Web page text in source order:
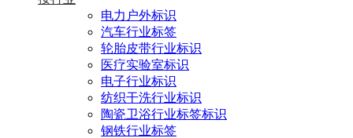
电力户外标识
汽车行业标签
轮胎皮带行业标识
医疗实验室标识
电子行业标识
纺织干洗行业标识
陶瓷卫浴行业标签标识
钢铁行业标签